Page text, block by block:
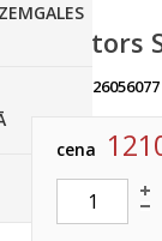
Traktors
26056077
cena